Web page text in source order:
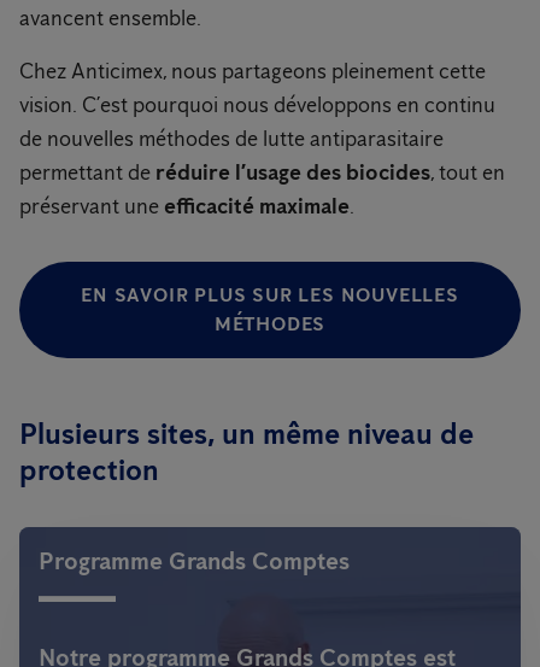
avancent ensemble.
Chez Anticimex, nous partageons pleinement cette
vision. C’est pourquoi nous développons en continu
de nouvelles méthodes de lutte antiparasitaire
permettant de réduire l’usage des biocides, tout en
préservant une efficacité maximale.
EN SAVOIR PLUS SUR LES NOUVELLES
MÉTHODES
Plusieurs sites, un même niveau de
protection
Programme Grands Comptes
Notre programme Grands Comptes est